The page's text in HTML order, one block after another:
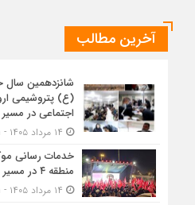
آخرین مطالب
شانزدهمین
(ع) پتروشیمی
اجتماعی در مسیر
خدمات رسانی
منطقه ۴ در مسیر مشایه